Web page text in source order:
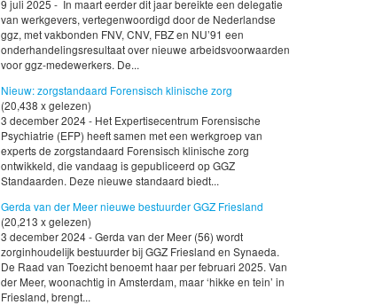
9 juli 2025 - In maart eerder dit jaar bereikte een delegatie
van werkgevers, vertegenwoordigd door de Nederlandse
ggz, met vakbonden FNV, CNV, FBZ en NU’91 een
onderhandelingsresultaat over nieuwe arbeidsvoorwaarden
voor ggz-medewerkers. De...
Nieuw: zorgstandaard Forensisch klinische zorg
(20,438 x gelezen)
3 december 2024 - Het Expertisecentrum Forensische
Psychiatrie (EFP) heeft samen met een werkgroep van
experts de zorgstandaard Forensisch klinische zorg
ontwikkeld, die vandaag is gepubliceerd op GGZ
Standaarden. Deze nieuwe standaard biedt...
Gerda van der Meer nieuwe bestuurder GGZ Friesland
(20,213 x gelezen)
3 december 2024 - Gerda van der Meer (56) wordt
zorginhoudelijk bestuurder bij GGZ Friesland en Synaeda.
De Raad van Toezicht benoemt haar per februari 2025. Van
der Meer, woonachtig in Amsterdam, maar ‘hikke en tein’ in
Friesland, brengt...